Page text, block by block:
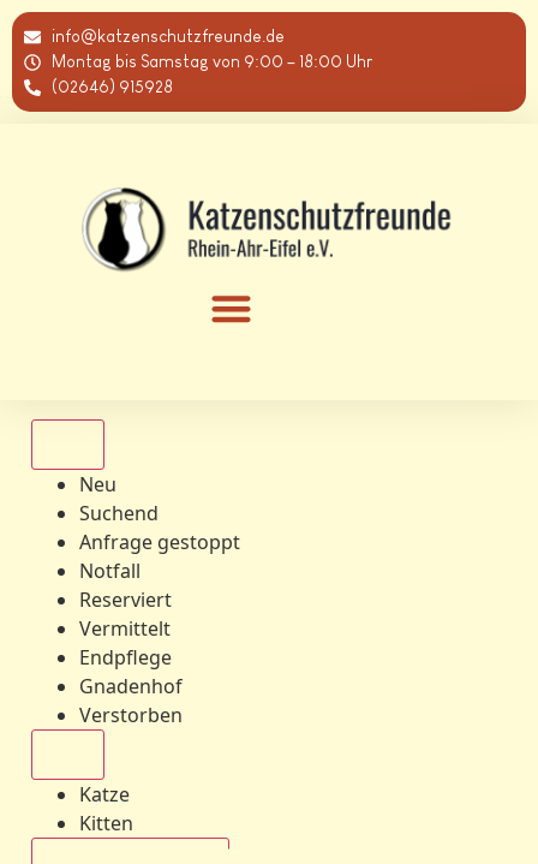
info@katzenschutzfreunde.de
Montag bis Samstag von 9:00 – 18:00 Uhr
(02646) 915928
Neu
Suchend
Anfrage gestoppt
Notfall
Reserviert
Vermittelt
Endpflege
Gnadenhof
Verstorben
Katze
Kitten